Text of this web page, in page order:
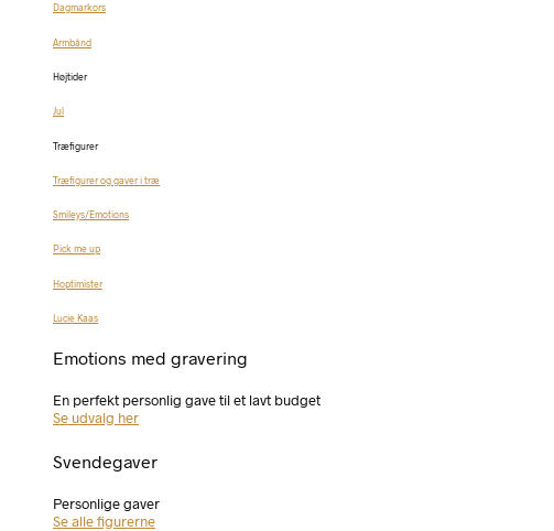
Dagmarkors
Armbånd
Højtider
Jul
Træfigurer
Træfigurer og gaver i træ
Smileys/Emotions
Pick me up
Hoptimister
Lucie Kaas
Emotions med gravering
En perfekt personlig gave til et lavt budget
Se udvalg her
Svendegaver
Personlige gaver
Se alle figurerne